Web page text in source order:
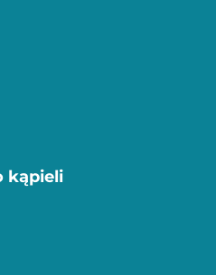
kąpieli